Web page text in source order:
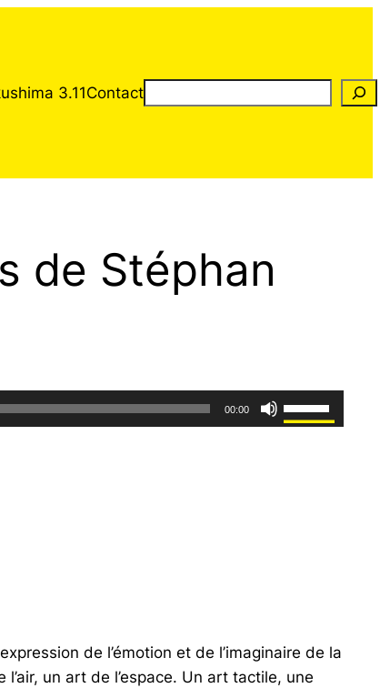
3.11ContactRechercher
de Stéphan
00:00
Utilisez
les
de l’émotion et de l’imaginaire de la
un art de l’espace. Un art tactile, une